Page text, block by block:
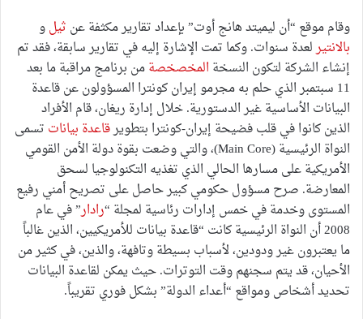
وقام موقع “أن ليميتد هانج أوت” بإعداد تقارير مكثفة عن ثيلو
بالانتيرلعدة سنوات. وكما تمت الإشارة إليه في تقارير سابقة، فقد تم
إنشاء الشركة لتكون النسخة المخصخصةمن برنامج مراقبة ما بعد
11 سبتمبر الذي حلم به مجرمو إيران كونترا المسؤولون عن قاعدة
البيانات الأساسية غير الدستورية. خلال إدارة ريغان، قام الأفراد
الذين كانوا في قلب فضيحة إيران-كونترا بتطويرقاعدة بيانات تسمى
النواة الرئيسية (Main Core)، والتي وضعت بقوة دولة الأمن القومي
الأمريكية على مسارها الحالي الذي تغذيه التكنولوجيا لسحق
المعارضة. صرح مسؤول حكومي كبير حاصل على تصريح أمني رفيع
المستوى وخدمة في خمس إدارات رئاسية لمجلة “رادار” في عام
2008 أن النواة الرئيسية كانت “قاعدة بيانات للأمريكيين، الذين غالباً
ما يعتبرون غير ودودين، لأسباب بسيطة وتافهة، والذين، في كثير من
الأحيان، قد يتم سجنهم وقت التوترات. حيث يمكن لقاعدة البيانات
تحديد أشخاص ومواقع “أعداء الدولة” بشكل فوري تقريباً.